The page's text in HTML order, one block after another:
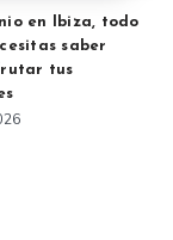
en Ibiza, todo
saber
tus